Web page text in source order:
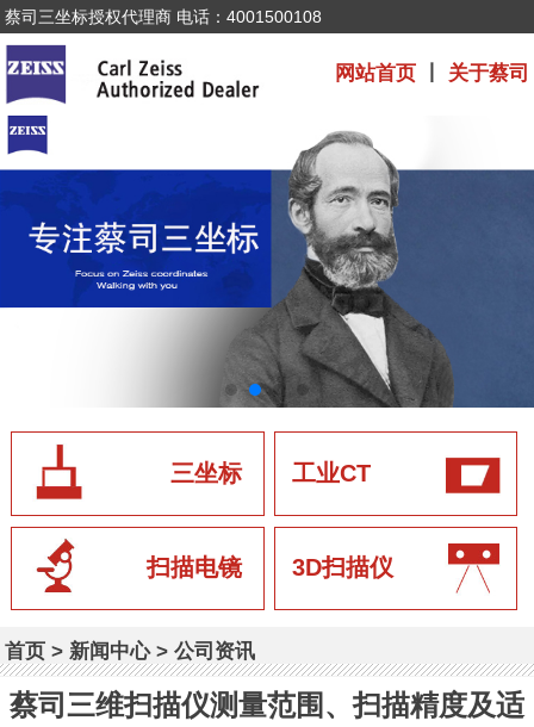
蔡司三坐标授权代理商 电话：4001500108
网站首页丨 关于蔡司
三坐标 工业CT
扫描电镜 3D扫描仪
首页 > 新闻中心>公司资讯
蔡司三维扫描仪测量范围、扫描精度及适